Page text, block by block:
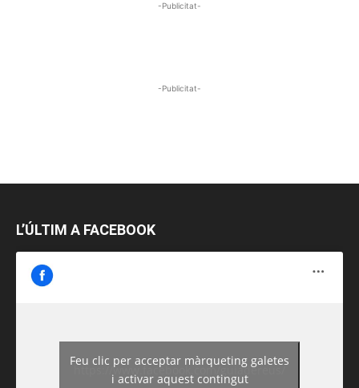
-Publicitat-
-Publicitat-
L’ÚLTIM A FACEBOOK
https://www.facebook.com/guiadereus/
Feu clic per acceptar màrqueting galetes
i activar aquest contingut